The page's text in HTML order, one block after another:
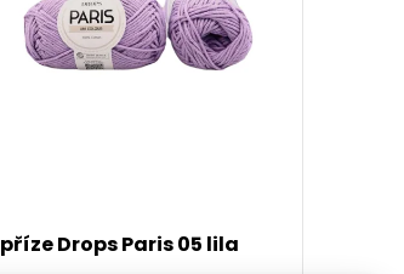
příze Drops Paris 05 lila